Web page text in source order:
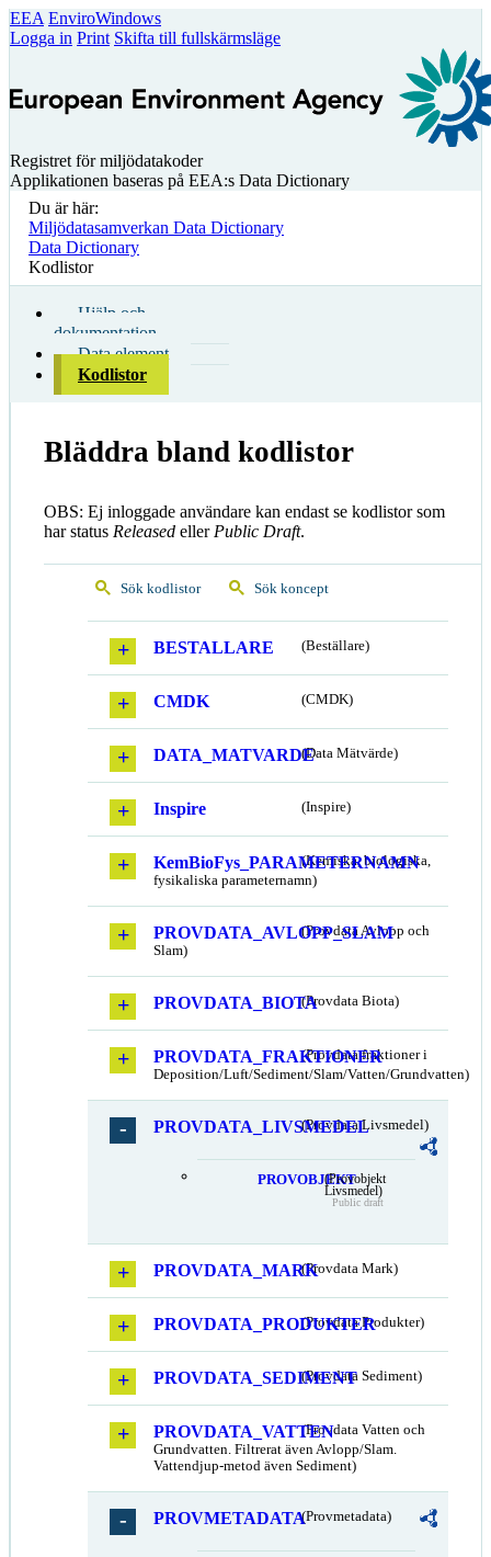
EEA EnviroWindows
Logga in Print Skifta till fullskärmsläge
Registret för miljödatakoder
Applikationen baseras på EEA:s Data Dictionary
Du är här:
Miljödatasamverkan Data Dictionary
Data Dictionary
Kodlistor
Hjälp och
dokumentation
Data element
Kodlistor
Bläddra bland kodlistor
OBS: Ej inloggade användare kan endast se kodlistor som
har status Released eller Public Draft.
Sök kodlistor Sök koncept
BESTALLARE (Beställare)
CMDK (CMDK)
DATA_MATVARDE(Data Mätvärde)
Inspire (Inspire)
KemBioFys_PARAMETERNAMN
(Kemiska, biologiska,
fysikaliska parameternamn)
PROVDATA_AVLOPP_SLAM
(Provdata Avlopp och
Slam)
PROVDATA_BIOTA(Provdata Biota)
PROVDATA_FRAKTIONER
(Provdata fraktioner i
Deposition/Luft/Sediment/Slam/Vatten/Grundvatten)
PROVDATA_LIVSMEDEL
(Provdata Livsmedel)
PROVOBJEKT(Provobjekt
Livsmedel)
Public draft
PROVDATA_MARK(Provdata Mark)
PROVDATA_PRODUKTER
(Provdata Produkter)
PROVDATA_SEDIMENT(Provdata Sediment)
PROVDATA_VATTEN(Provdata Vatten och
Grundvatten. Filtrerat även Avlopp/Slam.
Vattendjup-metod även Sediment)
PROVMETADATA(Provmetadata)